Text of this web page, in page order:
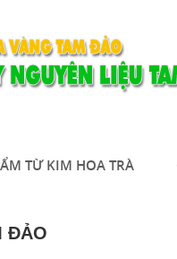
TỪ KIM HOA TRÀ
ĐẢO